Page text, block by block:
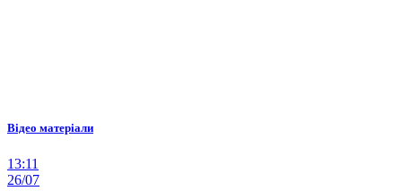
Відео матеріали
13:11
26/07